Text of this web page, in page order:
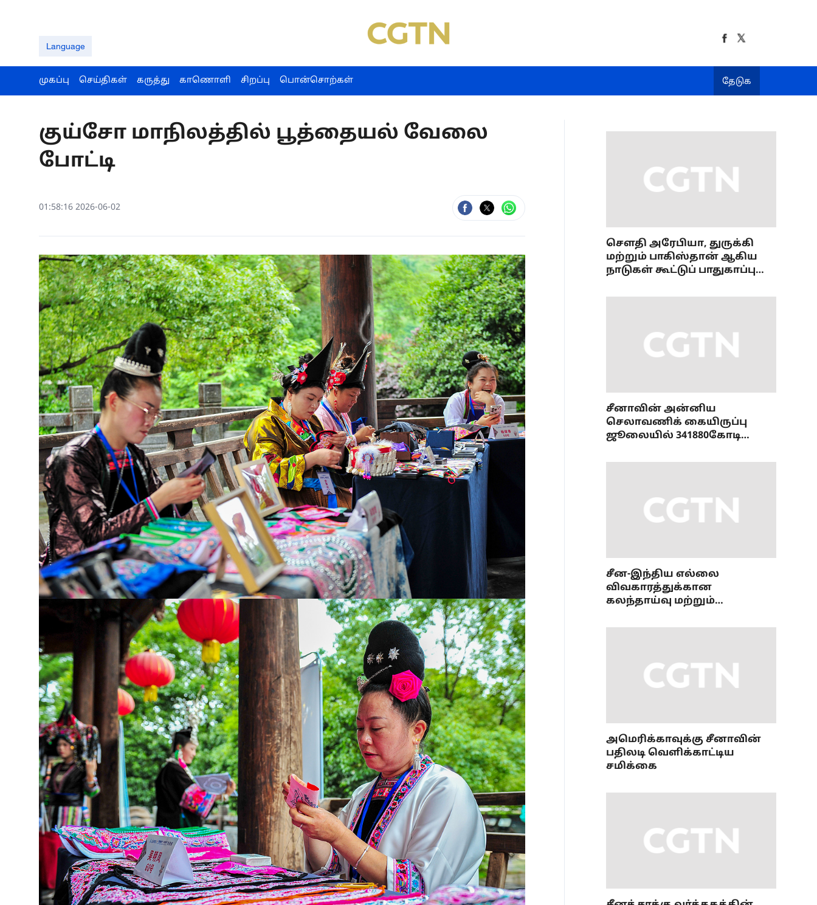
Language
முகப்பு செய்திகள் கருத்து காணொளி சிறப்பு பொன்சொற்கள் தேடுக
குய்சோ மாநிலத்தில் பூத்தையல் வேலை
போட்டி
01:58:16 2026-06-02
செளதி அரேபியா, துருக்கி
மற்றும் பாகிஸ்தான் ஆகிய
நாடுகள் கூட்டுப் பாதுகாப்பு
சீனாவின் அன்னிய
செலாவணிக் கையிருப்பு
ஜூலையில் 341880கோடி
சீன-இந்திய எல்லை
விவகாரத்துக்கான
கலந்தாய்வு மற்றும்
அமைப்புமுறை பற்றிய 36வது
அமெரிக்காவுக்கு சீனாவின்
பதிலடி வெளிக்காட்டிய
சமிக்கை